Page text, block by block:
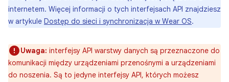
internetem. Więcej informacji o tych interfejsach API znajdziesz
w artykule Dostęp do sieci i synchronizacja w Wear OS.
Uwaga: interfejsy API warstwy danych są przeznaczone do
komunikacji między urządzeniami przenośnymi a urządzeniami
do noszenia. Są to jedyne interfejsy API, których możesz